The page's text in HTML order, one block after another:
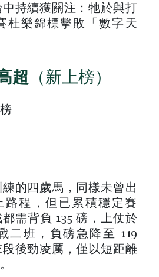
持續獲關注：牠於與打
杜樂錦標擊敗「數字天
超 （新上榜）
的四歲馬，同樣未曾出
路程，但已累積穩定賽
需背負 135 磅，上仗於
二班，負磅急降至 119
後勁凌厲，僅以短距離